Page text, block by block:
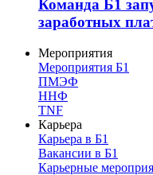
Команда Б1
заработных
Мероприятия
Мероприятия Б1
ПМЭФ
ННФ
TNF
Карьера
Карьера в Б1
Вакансии в Б1
Карьерные